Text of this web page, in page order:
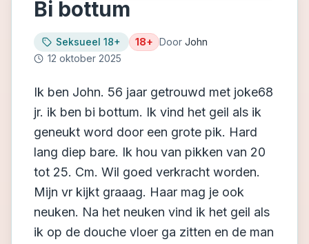
Bi bottum
Seksueel 18+ 18+ Door John
12 oktober 2025
Ik ben John. 56 jaar getrouwd met joke68
jr. ik ben bi bottum. Ik vind het geil als ik
geneukt word door een grote pik. Hard
lang diep bare. Ik hou van pikken van 20
tot 25. Cm. Wil goed verkracht worden.
Mijn vr kijkt graaag. Haar mag je ook
neuken. Na het neuken vind ik het geil als
ik op de douche vloer ga zitten en de man